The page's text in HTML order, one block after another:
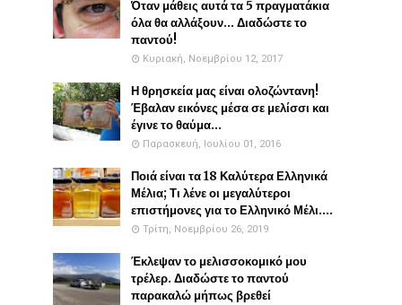
Όταν μάθεις αυτά τα 5 πραγματάκια
όλα θα αλλάξουν... Διαδώστε το
παντού!
Κυριακή, Νοεμβρίου 12, 2017
Η θρησκεία μας είναι ολοζώντανη!
Έβαλαν εικόνες μέσα σε μελίσσι και
έγινε το θαύμα...
Παρασκευή, Ιουλίου 01, 2016
Ποιά είναι τα 18 Καλύτερα Ελληνικά
Μέλια; Τι λένε οι μεγαλύτεροι
επιστήμονες για το Ελληνικό Μέλι....
Τρίτη, Νοεμβρίου 26, 2019
Έκλεψαν το μελισσοκομικό μου
τρέλερ. Διαδώστε το παντού
παρακαλώ μήπως βρεθεί